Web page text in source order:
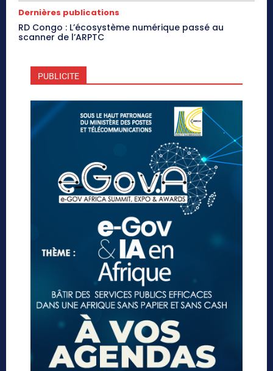
Dernières publications
RD Congo : L’écosystème numérique passé au
scanner de l’ARPTC
PUBLICITE